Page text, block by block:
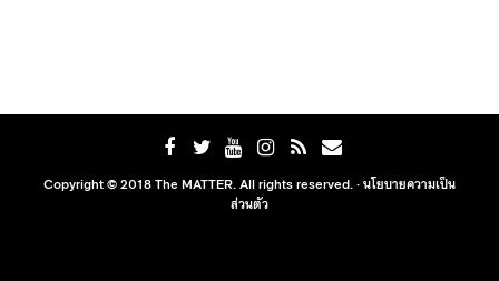
Copyright © 2018 The MATTER. All rights reserved. ·นโยบายความเป็น
ส่วนตัว